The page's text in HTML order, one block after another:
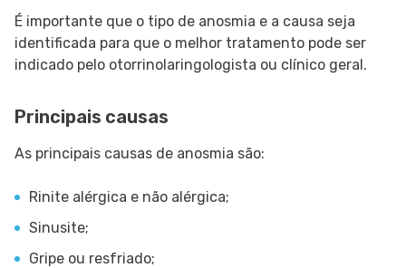
É importante que o tipo de anosmia e a causa seja
identificada para que o melhor tratamento pode ser
indicado pelo otorrinolaringologista ou clínico geral.
Principais causas
As principais causas de anosmia são:
Rinite alérgica e não alérgica;
Sinusite;
Gripe ou resfriado;